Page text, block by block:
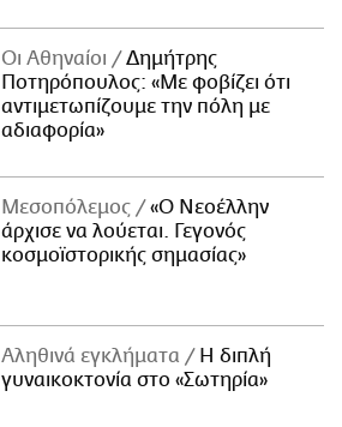
Οι Αθηναίοι
Δημήτρης
Ποτηρόπουλος: «Με φοβίζει ότι
αντιμετωπίζουμε την πόλη με
αδιαφορία»
Μεσοπόλεμος
«Ο Νεοέλλην
άρχισε να λούεται. Γεγονός
κοσμοϊστορικής σημασίας»
Αληθινά εγκλήματα
Η διπλή
γυναικοκτονία στο «Σωτηρία»